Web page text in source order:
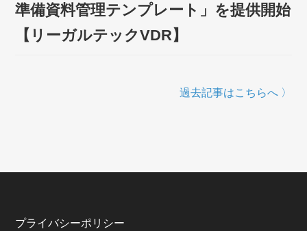
準備資料管理テンプレート」を提供開始
【リーガルテックVDR】
過去記事はこちらへ 〉
プライバシーポリシー